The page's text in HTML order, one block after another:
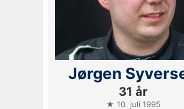
Jørgen
31 år
★ 10. juli 1995